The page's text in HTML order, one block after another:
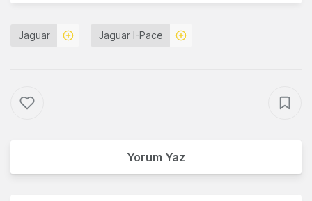
Jaguar Jaguar I-Pace
Yorum Yaz